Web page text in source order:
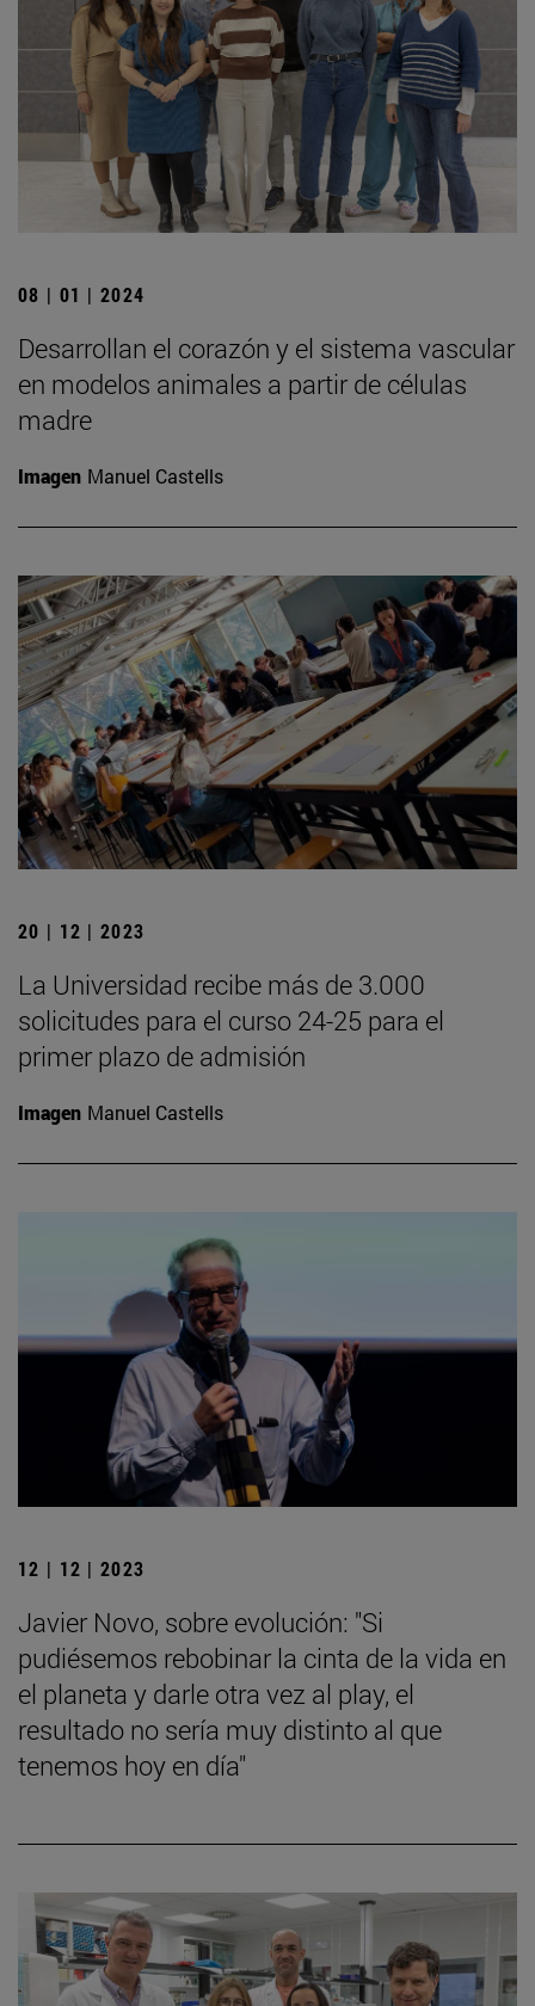
08 | 01 | 2024
Desarrollan el corazón y el sistema vascular
en modelos animales a partir de células
madre
Imagen Manuel Castells
20 | 12 | 2023
La Universidad recibe más de 3.000
solicitudes para el curso 24-25 para el
primer plazo de admisión
Imagen Manuel Castells
12 | 12 | 2023
Javier Novo, sobre evolución: "Si
pudiésemos rebobinar la cinta de la vida en
el planeta y darle otra vez al play, el
resultado no sería muy distinto al que
tenemos hoy en día"